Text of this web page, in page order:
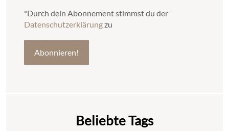
*Durch dein Abonnement stimmst du der
Datenschutzerklärungzu
Beliebte Tags